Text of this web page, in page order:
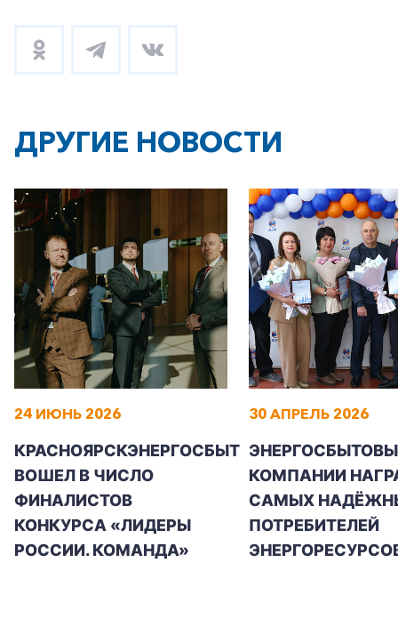
ДРУГИЕ НОВОСТИ
24 ИЮНЬ 2026
КРАСНОЯРСКЭНЕРГОСБЫТ
ВОШЕЛ В ЧИСЛО
ФИНАЛИСТОВ
КОНКУРСА «ЛИДЕРЫ
РОССИИ. КОМАНДА»
30 АПРЕЛЬ 2026
КОМПАНИИ
САМЫХ
ПОТРЕБИТЕЛЕЙ